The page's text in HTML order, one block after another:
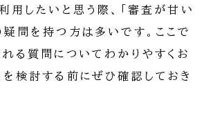
用したいと思う際、「審査が甘い
疑問を持つ方は多いです。ここで
れる質問についてわかりやすくお
を検討する前にぜひ確認しておき